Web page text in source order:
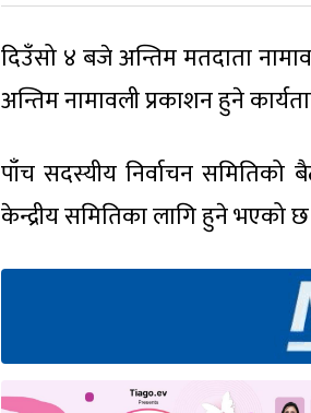
दिउँसो ४ बजे अन्तिम मतदाता
अन्तिम नामावली प्रकाशन हुने
पाँच सदस्यीय निर्वाचन समितिको
केन्द्रीय समितिका लागि हुने भएको छ